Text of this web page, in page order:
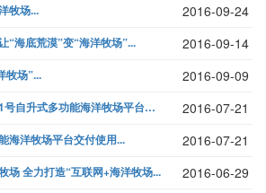
牧场... 2016-09-24
“海底荒漠”变“海洋牧场”... 2016-09-14
牧场”... 2016-09-09
中集来福士“六十里”1号自升式多功能海洋牧场平台交付... 2016-07-21
海洋牧场平台交付使用... 2016-07-21
场 全力打造“互联网+海洋牧场... 2016-06-29